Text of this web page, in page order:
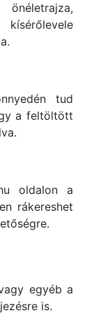
tud
a feltöltött
oldalon a
rákereshet
egyéb a
is.